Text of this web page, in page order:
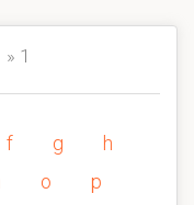
» 1
f g
h
o
p